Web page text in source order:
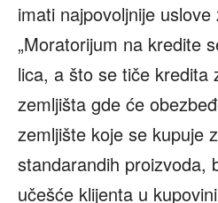
imati najpovoljnije
„Moratorijum na kredite
lica, a što se tiče kredita
zemljišta gde će
zemljište koje se kupuje
standarandih proizvoda,
učešće klijenta u